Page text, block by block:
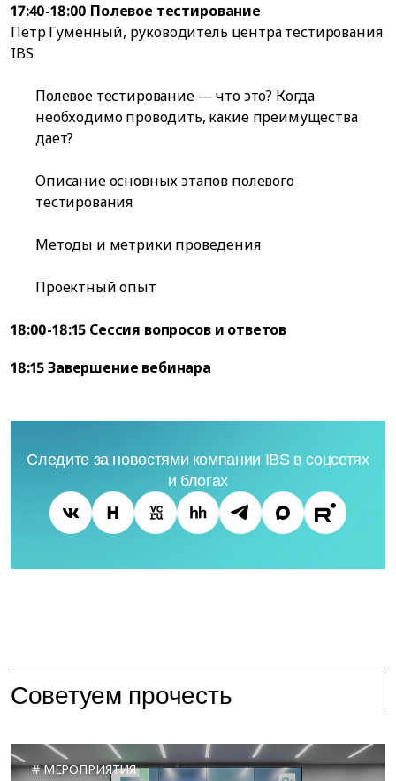
17:40-18:00 Полевое тестирование
Пётр Гумённый, руководитель центра тестирования
IBS
Полевое тестирование — что это? Когда
необходимо проводить, какие преимущества
дает?
Описание основных этапов полевого
тестирования
Методы и метрики проведения
Проектный опыт
18:00-18:15 Сессия вопросов и ответов
18:15 Завершение вебинара
Следите за новостями компании IBS в соцсетях
и блогах
Советуем прочесть
МЕРОПРИЯТИЯ